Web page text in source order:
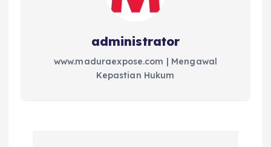
administrator
www.maduraexpose.com | Mengawal
Kepastian Hukum